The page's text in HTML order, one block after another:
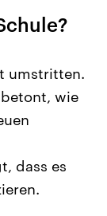
Beiträge,
und
die Vereinigten
Einfluss auf
umstritten.
wie
dass es